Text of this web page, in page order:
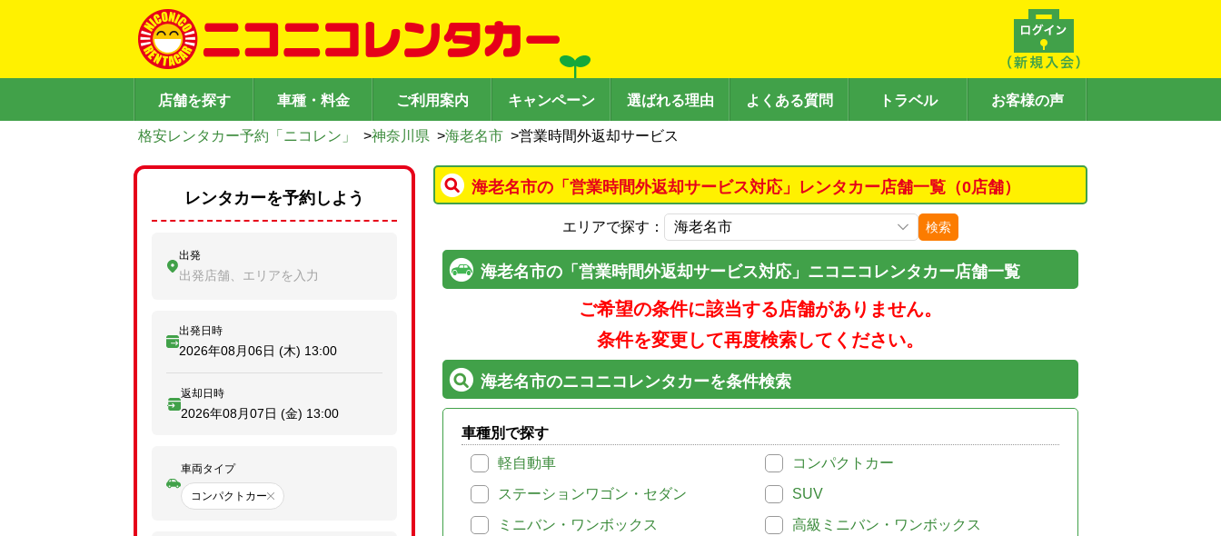
店舗を探す 車種・料金 ご利用案内 キャンペーン 選ばれる理由 よくある質問 トラベル お客様の声
格安レンタカー予約「ニコレン」 >神奈川県 >海老名市 >営業時間外返却サービス
海老名市の「営業時間外返却サービス対応」レンタカー店舗一覧（0店舗）
エリアで探す： 検索
海老名市の「営業時間外返却サービス対応」ニコニコレンタカー店舗一覧
ご希望の条件に該当する店舗がありません。
条件を変更して再度検索してください。
海老名市のニコニコレンタカーを条件検索
車種別で探す
軽自動車
コンパクトカー
ステーションワゴン・セダン
SUV
ミニバン・ワンボックス
高級ミニバン・ワンボックス
レンタカーを予約しよう
出発
出発店舗、エリアを入力
出発日時
2026年08月06日 (木) 13:00
返却日時
2026年08月07日 (金) 13:00
車両タイプ
コンパクトカー